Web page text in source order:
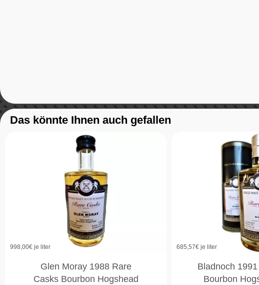
Das könnte Ihnen auch gefallen
998,00€ je liter
Glen Moray 1988 Rare
Casks Bourbon Hogshead
685,57€ je liter
Bladnoch
Bourbon